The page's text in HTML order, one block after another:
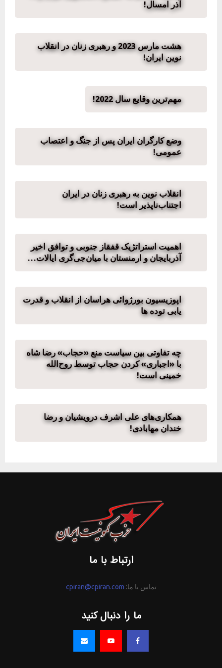
آذر امسال!
هشت مارس 2023 و رهبری زنان در انقلاب
نوین ایران!
مهم‌ترین وقایع سال 2022!
وضع کارگران ایران پس از جنگ و اعتصاب
عمومی!
انقلاب نوین به رهبری زنان در ایران
اجتناب‌ناپذیر است!
اهمیت استراتژیک قفقاز جنوبی و توافق اخیر
آذربایجان و ارمنستان با میان‌جی‌گری ایالات…
اپوزیسیون بورژوائی هراسان از انقلاب و قدرت
یابی توده ها
چه تفاوتی بین سیاست منع «حجاب» رضا شاه
با «اجباری» کردن حجاب توسط روح‌الله
خمینی است!
همکاری‌های علی اشرف درویشیان و رضا
خندان مهابادی!
ارتباط با ما
تماس با ما: cpiran@cpiran.com
ما را دنبال کنید